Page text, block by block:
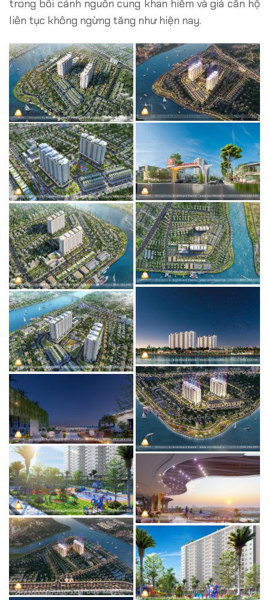
trong bối cảnh nguồn cung khan hiếm và giá căn hộ
liên tục không ngừng tăng như hiện nay.